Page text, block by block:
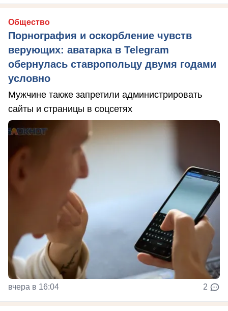
Общество
Порнография и оскорбление чувств
верующих: аватарка в Telegram
обернулась ставропольцу двумя годами
условно
Мужчине также запретили администрировать
сайты и страницы в соцсетях
вчера в 16:04 2